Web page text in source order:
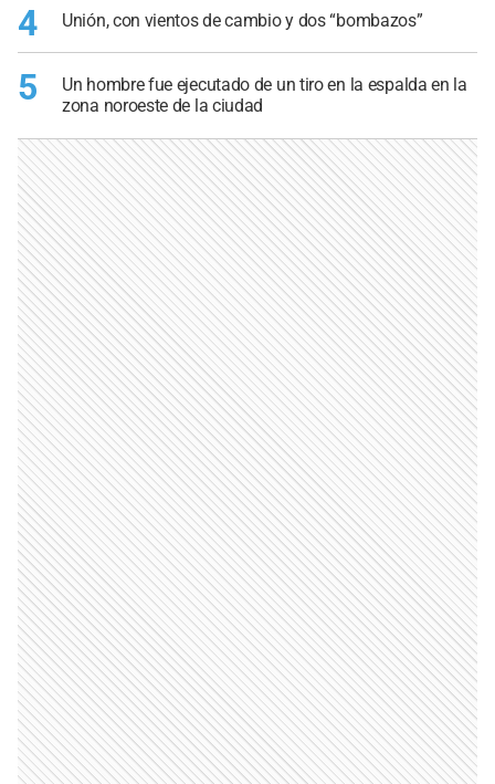
4 Unión, con vientos de cambio y dos “bombazos”
5
Un hombre fue ejecutado de un tiro en la espalda en la
zona noroeste de la ciudad